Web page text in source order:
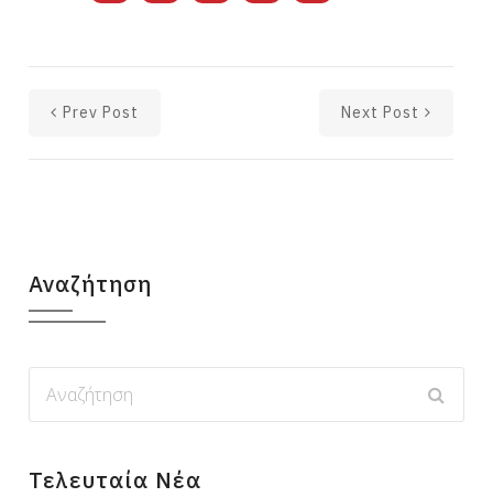
Prev Post Next Post
Αναζήτηση
Τελευταία Νέα